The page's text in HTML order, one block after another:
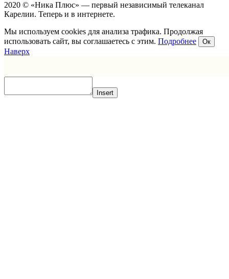
2020 © «Ника Плюс» — первый независимый телеканал
Карелии. Теперь и в интернете.
Мы используем cookies для анализа трафика. Продолжая
использовать сайт, вы соглашаетесь с этим. Подробнее Ок
Наверх
Insert